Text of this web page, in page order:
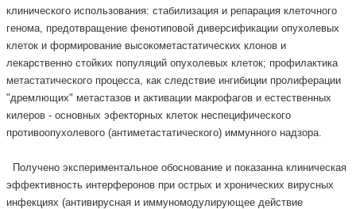
клинического использования: стабилизация и репарация клеточного
генома, предотвращение фенотиповой диверсификации опухолевых
клеток и формирование высокометастатических клонов и
лекарственно стойких популяций опухолевых клеток; профилактика
метастатического процесса, как следствие ингибиции пролиферации
"дремлющих" метастазов и активации макрофагов и естественных
килеров - основных эфекторных клеток неспецифического
противоопухолевого (антиметастатического) иммунного надзора.
Получено экспериментальное обоснование и показанна клиническая
эффективность интерферонов при острых и хронических вирусных
инфекциях (антивирусная и иммуномодулирующее действие